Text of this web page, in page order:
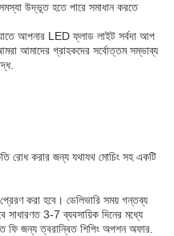
উদ্ভূত হতে পারে সমাধান করতে
আপনার LED ফ্লাড লাইট সর্বদা আপ
আমাদের গ্রাহকদের সর্বোত্তম সম্ভাব্য
রোধ করার জন্য যথাযথ মোচিং সহ একটি
করা হবে। ডেলিভারি সময় গন্তব্য
সাধারণত 3-7 ব্যবসায়িক দিনের মধ্যে
ফি জন্য ত্বরান্বিত শিপিং অপশন অফার.